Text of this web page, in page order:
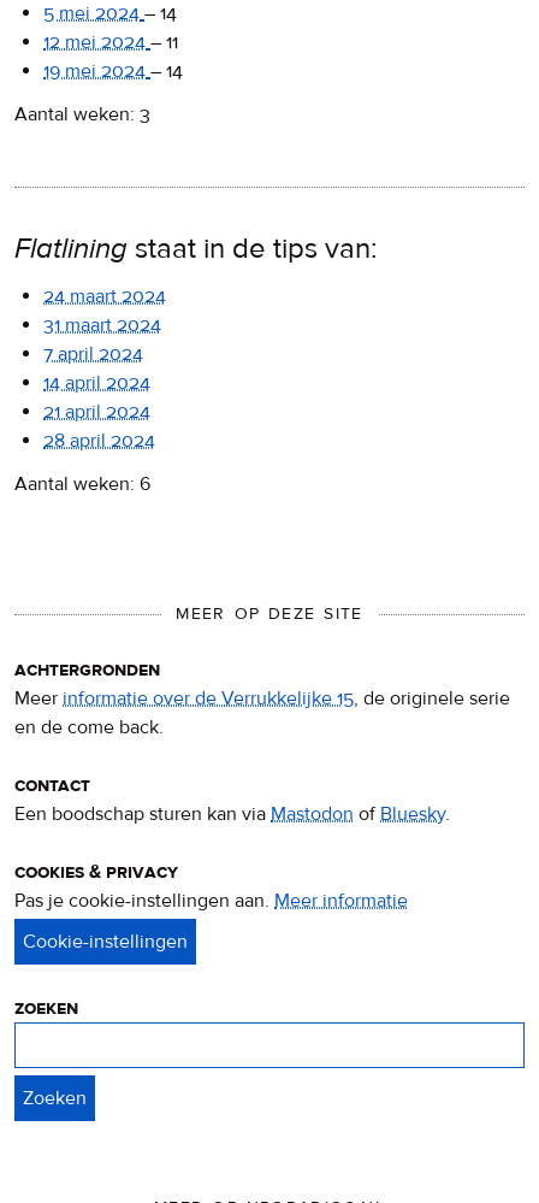
5 mei 2024 – 14
12 mei 2024 – 11
19 mei 2024 – 14
Aantal weken: 3
Flatlining staat in de tips van:
24 maart 2024
31 maart 2024
7 april 2024
14 april 2024
21 april 2024
28 april 2024
Aantal weken: 6
MEER OP DEZE SITE
achtergronden
Meer informatie over de Verrukkelijke 15, de originele serie
en de come back.
contact
Een boodschap sturen kan via Mastodon ofBluesky.
cookies & privacy
Pas je cookie-instellingen aan. Meer informatie
zoeken